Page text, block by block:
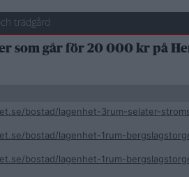
trädgård
som går för 20 000 kr på
bostad/lagenhet-3rum-selater-
bostad/lagenhet-1rum-
bostad/lagenhet-1rum-